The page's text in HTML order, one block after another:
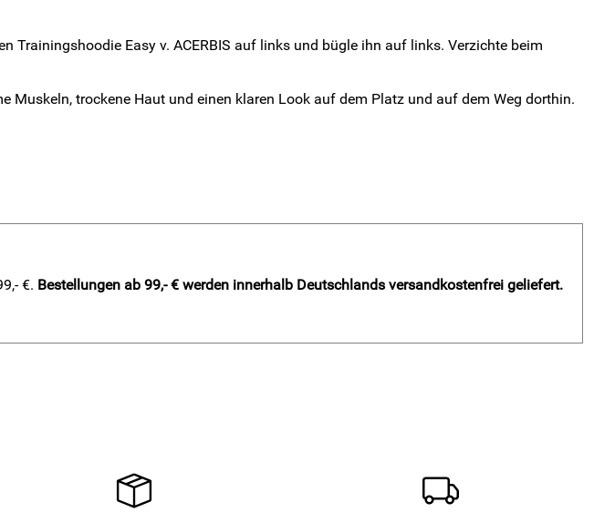
Trainingshoodie Easy v. ACERBIS auf links und bügle ihn auf links. Verzichte beim
Muskeln, trockene Haut und einen klaren Look auf dem Platz und auf dem Weg dorthin.
€. Bestellungen ab 99,- € werden innerhalb Deutschlands versandkostenfrei geliefert.